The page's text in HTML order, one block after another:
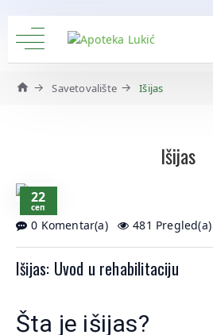
Savetovalište Išijas
Išijas
22
сеп
0 Komentar(a) 481 Pregled(a)
Išijas: Uvod u rehabilitaciju
Šta je išijas?